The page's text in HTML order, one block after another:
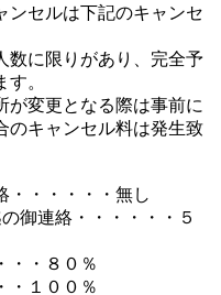
セルは下記のキャンセ
に限りがあり、完全予
。
変更となる際は事前に
のキャンセル料は発生致
・・・・・・無し
御連絡・・・・・・５
・・８０％
・１００％